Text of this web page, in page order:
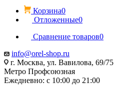
Корзина0
Отложенные0
Сравнение товаров0
info@orel-shop.ru
г. Москва, ул. Вавилова, 69/75
Метро Профсоюзная
Ежедневно: с 10:00 до 21:00